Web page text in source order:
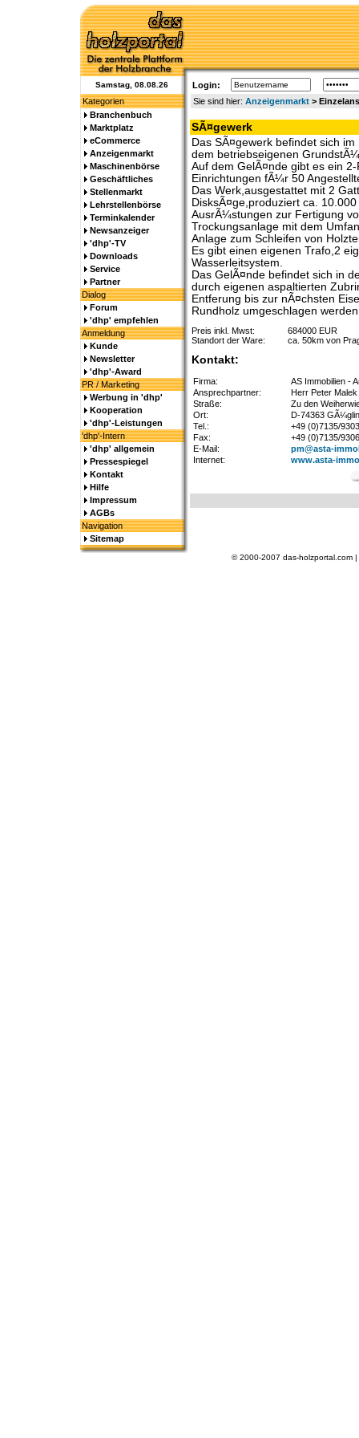
Samstag, 08.08.26
Login:
Kategorien
Sie sind hier: Anzeigenmarkt>
Branchenbuch
Marktplatz
eCommerce
Anzeigenmarkt
Maschinenbörse
Geschäftliches
Stellenmarkt
Lehrstellenbörse
Terminkalender
Newsanzeiger
'dhp'-TV
Downloads
Service
Partner
Dialog
Forum
'dhp' empfehlen
Anmeldung
Kunde
Newsletter
'dhp'-Award
PR / Marketing
Werbung in 'dhp'
Kooperation
'dhp'-Leistungen
'dhp'-Intern
'dhp' allgemein
Pressespiegel
Kontakt
Hilfe
Impressum
AGBs
Navigation
Sitemap
SÃ¤gewerk
Das SÃ¤gewerk befindet sich
dem betriebseigenen
Auf dem GelÃ¤nde gibt es ein
Einrichtungen fÃ¼r 50
Das Werk,ausgestattet mit 2
DisksÃ¤ge,produziert ca.
AusrÃ¼stungen zur Fertigung
Trockungsanlage mit dem
Anlage zum Schleifen von
Es gibt einen eigenen Trafo,2
Wasserleitsystem.
Das GelÃ¤nde befindet sich in
durch eigenen aspaltierten
Entferung bis zur nÃ¤chsten
Rundholz umgeschlagen
Preis inkl. Mwst:
684000 EUR
Standort der Ware:
ca. 50km von
Kontakt:
Firma:
AS Immobilien -
Ansprechpartner:
Herr Peter Malek
Straße:
Zu den
Ort:
D-74363
Tel.:
+49 (0)7135/
Fax:
+49 (0)7135/
E-Mail:
pm@asta-
Internet:
www.asta-
© 2000-2007 das-holzportal.com |